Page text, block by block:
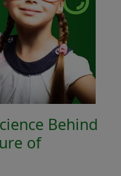
Behind
of